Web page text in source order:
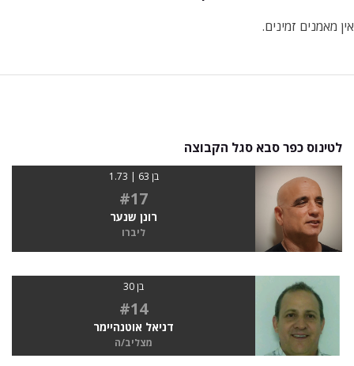
אין מאמנים זמינים.
לטינוס כפר סבא סגל הקבוצה
בן 63 | 1.73
#17
רונן שנער
ליברו
בן 30
#14
דניאל אוטנהיימר
מצליב/ה